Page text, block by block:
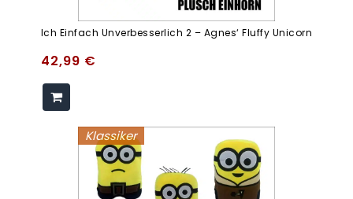
Ich Einfach Unverbesserlich 2 – Agnes‘ Fluffy Unicorn
42,99 €
Klassiker